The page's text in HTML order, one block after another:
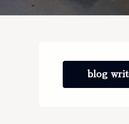
blog